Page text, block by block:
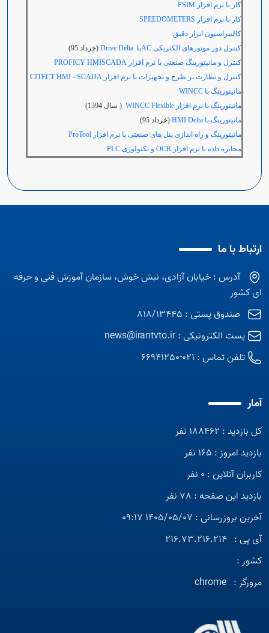
کار با نرم افزار PSIM
کار با نرم افزار SPEEDOMETERS
کالیبراسیون ابزار دقیق
کنترل دور موتورهای الکتریکی ACبا Drive Delta
(خرداد 95)
کنترل و مانیتورینگ صنعتی با نرم افزار PROFICY HMISCADA
کنترل و نظارت بر طرح و تجهیزات با نرم افزار CITECT HMI - SCADA
مانیتورینگ با WINCC
مانیتورینگ با نرم افزار WINCC Flexible
( سال 1394)
مانیتورینگ با HMI Delta
(خرداد 95)
مانیتورینگ و راه اندازی پنل های صنعتی با نرم افزار ProTool
مخابره داده با نرم افزار
و تکنولوژی PLC
ارتباط با ما
آدرس : خیابان آزادی، نبش خوش، سازمان آموزش فنی و حرفه
ای کشور
صندوق پستی : 818/13445
پست الکترونیکی :news@irantvto.ir
تلفن تماس : 021-66941250
آمار
کل بازدید : 188462 نفر
بازدید امروز : 165 نفر
کاربران آنلاین : 0 نفر
بازدید این صفحه : 78 نفر
آخرین بروزرسانی : 1405/05/07 09:17
آی پی : 216.73.216.214
کشور :
مرورگر : chrome